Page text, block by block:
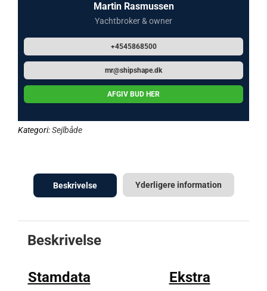
Martin Rasmussen
Yachtbroker & owner
+4545868500
mr@shipshape.dk
AFGIV BUD HER
Kategori:Sejlbåde
Beskrivelse Yderligere information
Beskrivelse
Stamdata Ekstra